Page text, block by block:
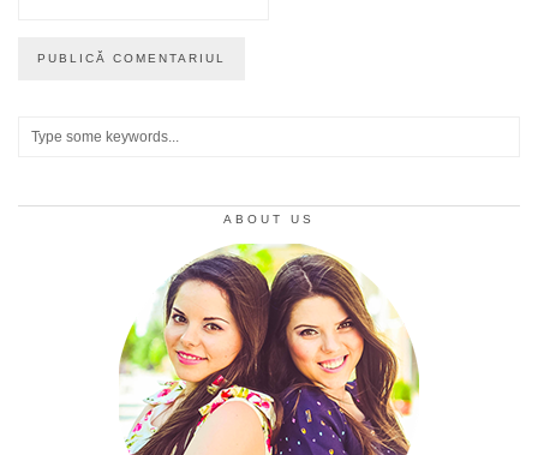
ABOUT US